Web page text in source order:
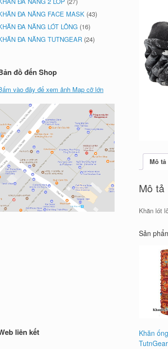
Mô tả
Mô tả
Khăn lót
Sản
Khăn
ĐA NĂNG FACE MASK (43)
ĐA NĂNG LÓT LÔNG (16)
ĐA NĂNG TUTNGEAR (24)
đồ đến Shop
vào đây để xem ảnh Map cỡ lớn
liên kết